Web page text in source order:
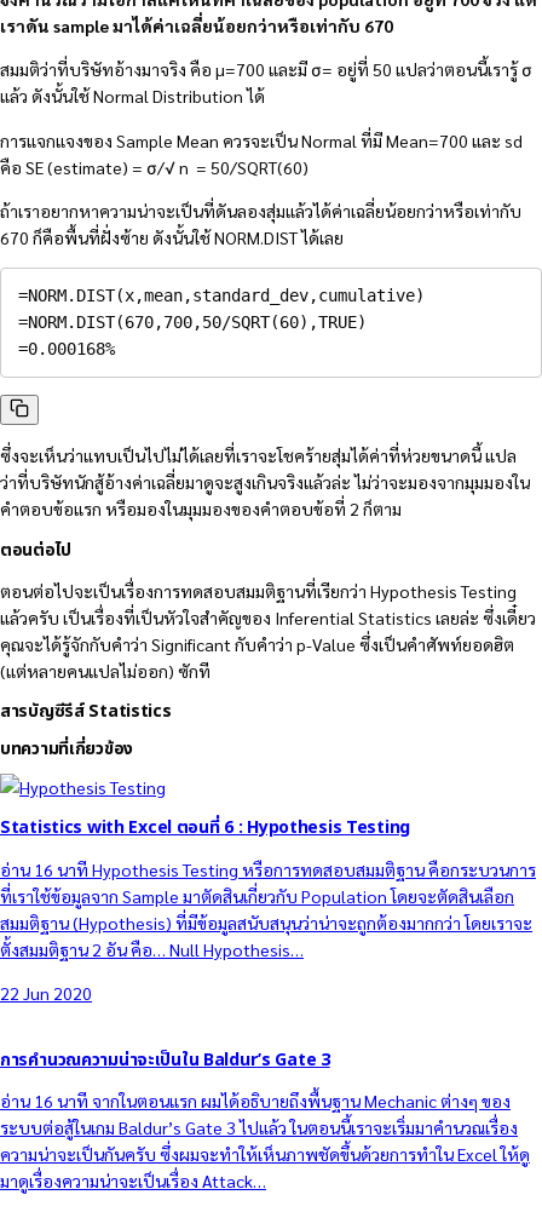
เราดัน sample มาได้ค่าเฉลี่ยน้อยกว่าหรือเท่ากับ 670
สมมติว่าที่บริษัทอ้างมาจริง คือ µ=700 และมี σ= อยู่ที่ 50 แปลว่าตอนนี้เรารู้ σ
แล้ว ดังนั้นใช้ Normal Distribution ได้
การแจกแจงของ Sample Mean ควรจะเป็น Normal ที่มี Mean=700 และ sd
คือ SE (estimate) = σ/√ n = 50/SQRT(60)
ถ้าเราอยากหาความน่าจะเป็นที่ดันลองสุ่มแล้วได้ค่าเฉลี่ยน้อยกว่าหรือเท่ากับ
670 ก็คือพื้นที่ฝั่งซ้าย ดังนั้นใช้ NORM.DIST ได้เลย
=NORM.DIST(x,mean,standard_dev,cumulative)
=NORM.DIST(670,700,50/SQRT(60),TRUE)
=0.000168%
ซึ่งจะเห็นว่าแทบเป็นไปไม่ได้เลยที่เราจะโชคร้ายสุ่มได้ค่าที่ห่วยขนาดนี้ แปล
ว่าที่บริษัทนักสู้อ้างค่าเฉลี่ยมาดูจะสูงเกินจริงแล้วล่ะ ไม่ว่าจะมองจากมุมมองใน
คำตอบข้อแรก หรือมองในมุมมองของคำตอบข้อที่ 2 ก็ตาม
ตอนต่อไป
ตอนต่อไปจะเป็นเรื่องการทดสอบสมมติฐานที่เรียกว่า Hypothesis Testing
แล้วครับ เป็นเรื่องที่เป็นหัวใจสำคัญของ Inferential Statistics เลยล่ะ ซึ่งเดี๋ยว
คุณจะได้รู้จักกับคำว่า Significant กับคำว่า p-Value ซึ่งเป็นคำศัพท์ยอดฮิต
(แต่หลายคนแปลไม่ออก) ซักที
สารบัญซีรีส์ Statistics
บทความที่เกี่ยวข้อง
Statistics with Excel ตอนที่ 6 : Hypothesis Testing
อ่าน 16 นาที Hypothesis Testing หรือการทดสอบสมมติฐาน คือกระบวนการ
ที่เราใช้ข้อมูลจาก Sample มาตัดสินเกี่ยวกับ Population โดยจะตัดสินเลือก
สมมติฐาน (Hypothesis) ที่มีข้อมูลสนับสนุนว่าน่าจะถูกต้องมากกว่า โดยเราจะ
ตั้งสมมติฐาน 2 อัน คือ… Null Hypothesis…
22 Jun 2020
การคำนวณความน่าจะเป็นใน Baldur’s Gate 3
อ่าน 16 นาที จากในตอนแรก ผมได้อธิบายถึงพื้นฐาน Mechanic ต่างๆ ของ
ระบบต่อสู้ในเกม Baldur’s Gate 3 ไปแล้ว ในตอนนี้เราจะเริ่มมาคำนวณเรื่อง
ความน่าจะเป็นกันครับ ซึ่งผมจะทำให้เห็นภาพชัดขึ้นด้วยการทำใน Excel ให้ดู
มาดูเรื่องความน่าจะเป็นเรื่อง Attack…